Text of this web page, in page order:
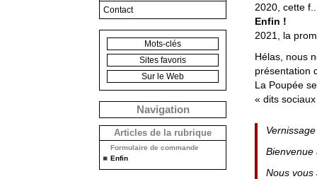
2020, cette
Enfin !
2021, la
Hélas, nous
présentation
La Poupée
« dits
Bienvenue
Nous
Contact
Mots-clés
Sites favoris
Sur le Web
Navigation
Articles de la rubrique
Formulaire de commande
Enfin